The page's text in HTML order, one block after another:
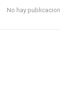
No hay